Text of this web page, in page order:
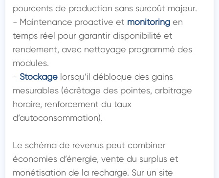
pourcents de production sans surcoût majeur.
- Maintenance proactive et monitoring en
temps réel pour garantir disponibilité et
rendement, avec nettoyage programmé des
modules.
- Stockage lorsqu’il débloque des gains
mesurables (écrêtage des pointes, arbitrage
horaire, renforcement du taux
d’autoconsommation).
Le schéma de revenus peut combiner
économies d’énergie, vente du surplus et
monétisation de la recharge. Sur un site